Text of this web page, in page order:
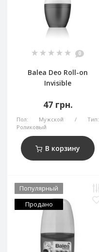
0
Balea Deo Roll-on
Invisible
47 грн.
Пол: Мужской
Тип:
Роликовый
В корзину
Популярный
Продано